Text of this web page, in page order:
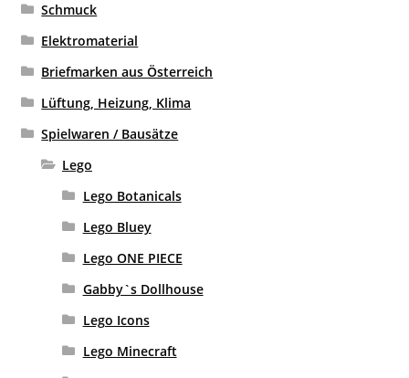
Schmuck
Elektromaterial
Briefmarken aus Österreich
Lüftung, Heizung, Klima
Spielwaren / Bausätze
Lego
Lego Botanicals
Lego Bluey
Lego ONE PIECE
Gabby`s Dollhouse
Lego Icons
Lego Minecraft